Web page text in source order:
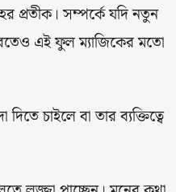
প্রতীক। সম্পর্কে যদি নতুন
এই ফুল ম্যাজিকের মতো
চাইলে বা তার ব্যক্তিত্বে